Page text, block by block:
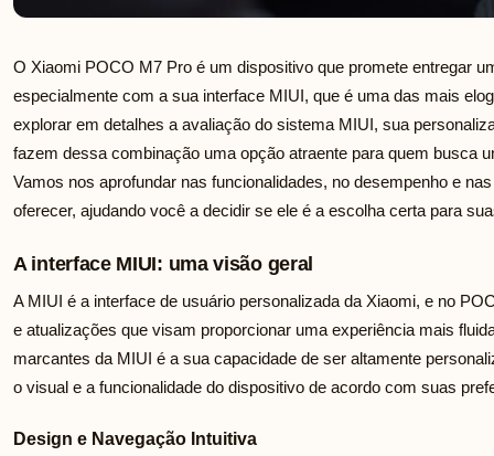
O Xiaomi POCO M7 Pro é um dispositivo que promete entregar
especialmente com a sua interface MIUI, que é uma das mais
explorar em detalhes a avaliação do sistema MIUI, sua
fazem dessa combinação uma opção atraente para quem busca
Vamos nos aprofundar nas funcionalidades, no desempenho e
oferecer, ajudando você a decidir se ele é a escolha certa para
A interface MIUI: uma visão geral
A MIUI é a interface de usuário personalizada da Xiaomi, e no
e atualizações que visam proporcionar uma experiência mais
marcantes da MIUI é a sua capacidade de ser altamente
o visual e a funcionalidade do dispositivo de acordo com suas
Design e Navegação Intuitiva